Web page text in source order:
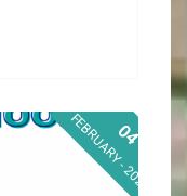
04
FEBRUARY - 2026